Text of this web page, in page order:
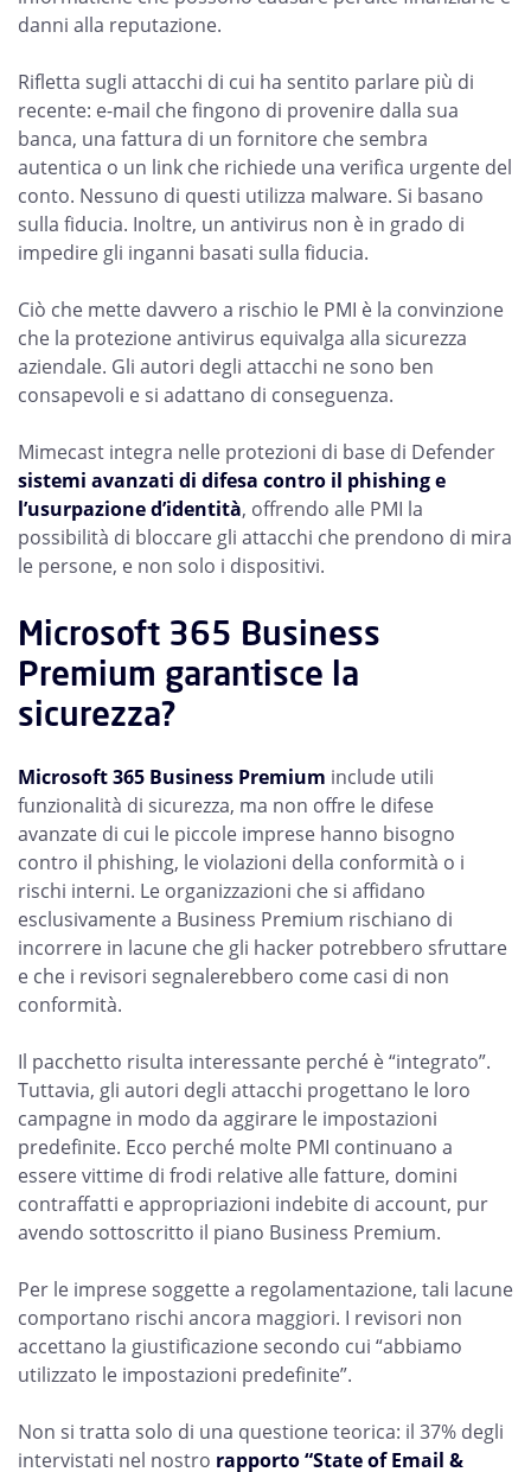
danni alla reputazione.
Rifletta sugli attacchi di cui ha sentito parlare più di
recente: e-mail che fingono di provenire dalla sua
banca, una fattura di un fornitore che sembra
autentica o un link che richiede una verifica urgente del
conto. Nessuno di questi utilizza malware. Si basano
sulla fiducia. Inoltre, un antivirus non è in grado di
impedire gli inganni basati sulla fiducia.
Ciò che mette davvero a rischio le PMI è la convinzione
che la protezione antivirus equivalga alla sicurezza
aziendale. Gli autori degli attacchi ne sono ben
consapevoli e si adattano di conseguenza.
Mimecast integra nelle protezioni di base di Defender
sistemi avanzati di difesa contro il phishing e
l’usurpazione d’identità, offrendo alle PMI la
possibilità di bloccare gli attacchi che prendono di mira
le persone, e non solo i dispositivi.
Microsoft 365 Business
Premium garantisce la
sicurezza?
Microsoft 365 Business Premium include utili
funzionalità di sicurezza, ma non offre le difese
avanzate di cui le piccole imprese hanno bisogno
contro il phishing, le violazioni della conformità o i
rischi interni. Le organizzazioni che si affidano
esclusivamente a Business Premium rischiano di
incorrere in lacune che gli hacker potrebbero sfruttare
e che i revisori segnalerebbero come casi di non
conformità.
Il pacchetto risulta interessante perché è “integrato”.
Tuttavia, gli autori degli attacchi progettano le loro
campagne in modo da aggirare le impostazioni
predefinite. Ecco perché molte PMI continuano a
essere vittime di frodi relative alle fatture, domini
contraffatti e appropriazioni indebite di account, pur
avendo sottoscritto il piano Business Premium.
Per le imprese soggette a regolamentazione, tali lacune
comportano rischi ancora maggiori. I revisori non
accettano la giustificazione secondo cui “abbiamo
utilizzato le impostazioni predefinite”.
Non si tratta solo di una questione teorica: il 37% degli
intervistati nel nostro rapporto “State of Email &